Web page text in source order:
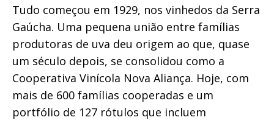
Tudo começou em 1929, nos vinhedos da Serra
Gaúcha. Uma pequena união entre famílias
produtoras de uva deu origem ao que, quase
um século depois, se consolidou como a
Cooperativa Vinícola Nova Aliança. Hoje, com
mais de 600 famílias cooperadas e um
portfólio de 127 rótulos que incluem